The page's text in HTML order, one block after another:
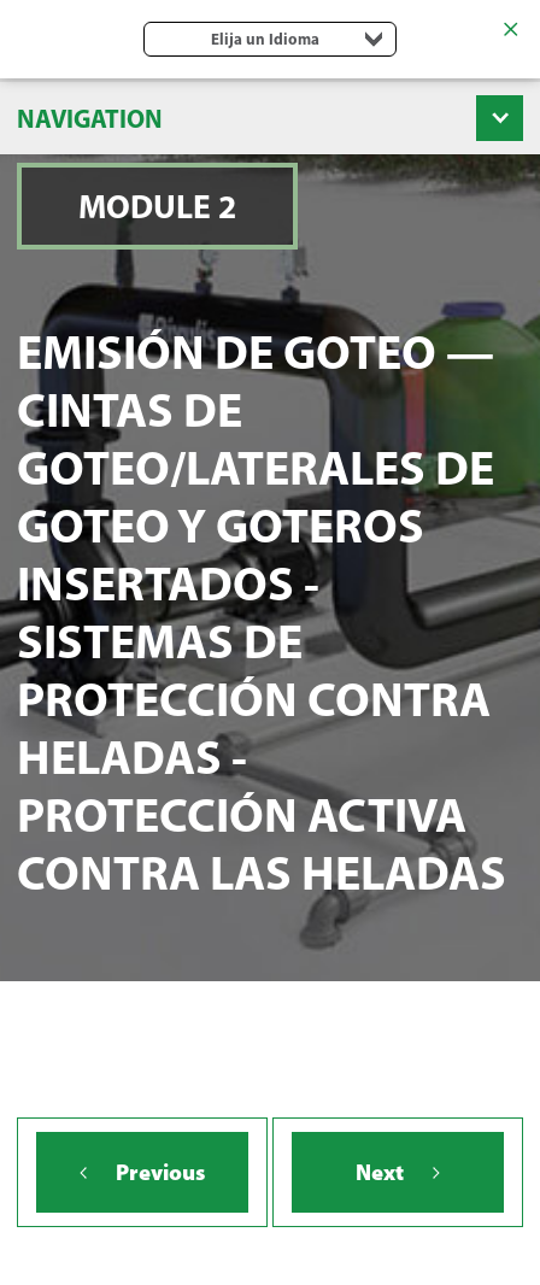
Elija un Idioma
NAVIGATION
MODULE 2
EMISIÓN DE GOTEO —
CINTAS DE
GOTEO/LATERALES DE
GOTEO Y GOTEROS
INSERTADOS -
SISTEMAS DE
PROTECCIÓN CONTRA
HELADAS -
PROTECCIÓN ACTIVA
CONTRA LAS HELADAS
Previous Next